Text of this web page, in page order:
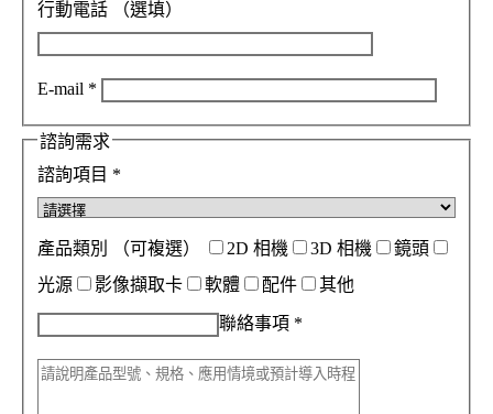
行動電話 （選填）
E-mail *
諮詢需求
諮詢項目 *
產品類別 （可複選） 2D 相機 3D 相機
鏡頭
光源
影像擷取卡 軟體 配件 其他
聯絡事項 *